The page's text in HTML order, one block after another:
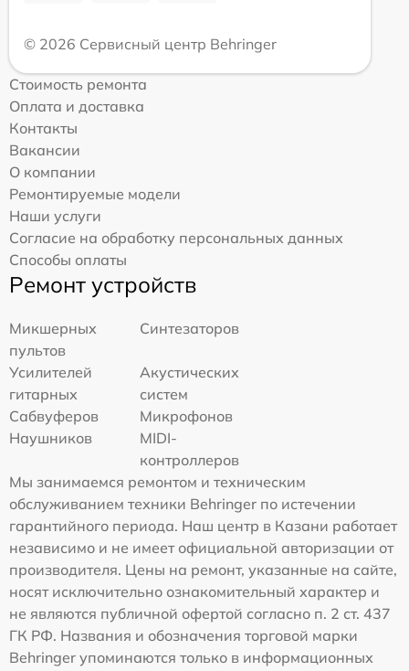
© 2026 Сервисный центр Behringer
Стоимость ремонта
Оплата и доставка
Контакты
Вакансии
О компании
Ремонтируемые модели
Наши услуги
Согласие на обработку персональных данных
Способы оплаты
Ремонт устройств
Микшерных
пультов
Синтезаторов
Усилителей
гитарных
Акустических
систем
Сабвуферов
Микрофонов
Наушников
MIDI-
контроллеров
Мы занимаемся ремонтом и техническим
обслуживанием техники Behringer по истечении
гарантийного периода. Наш центр в Казани работает
независимо и не имеет официальной авторизации от
производителя. Цены на ремонт, указанные на сайте,
носят исключительно ознакомительный характер и
не являются публичной офертой согласно п. 2 ст. 437
ГК РФ. Названия и обозначения торговой марки
Behringer упоминаются только в информационных